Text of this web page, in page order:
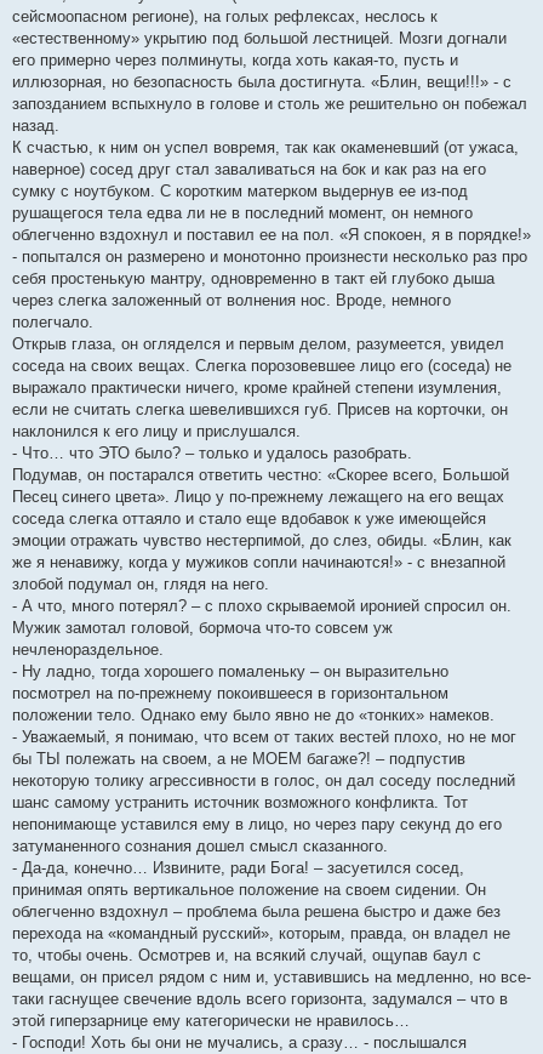
сейсмоопасном регионе), на голых рефлексах, неслось к
«естественному» укрытию под большой лестницей. Мозги догнали
его примерно через полминуты, когда хоть какая-то, пусть и
иллюзорная, но безопасность была достигнута. «Блин, вещи!!!» - с
запозданием вспыхнуло в голове и столь же решительно он побежал
назад.
К счастью, к ним он успел вовремя, так как окаменевший (от ужаса,
наверное) сосед друг стал заваливаться на бок и как раз на его
сумку с ноутбуком. С коротким матерком выдернув ее из-под
рушащегося тела едва ли не в последний момент, он немного
облегченно вздохнул и поставил ее на пол. «Я спокоен, я в порядке!»
- попытался он размерено и монотонно произнести несколько раз про
себя простенькую мантру, одновременно в такт ей глубоко дыша
через слегка заложенный от волнения нос. Вроде, немного
полегчало.
Открыв глаза, он огляделся и первым делом, разумеется, увидел
соседа на своих вещах. Слегка порозовевшее лицо его (соседа) не
выражало практически ничего, кроме крайней степени изумления,
если не считать слегка шевелившихся губ. Присев на корточки, он
наклонился к его лицу и прислушался.
- Что… что ЭТО было? – только и удалось разобрать.
Подумав, он постарался ответить честно: «Скорее всего, Большой
Песец синего цвета». Лицо у по-прежнему лежащего на его вещах
соседа слегка оттаяло и стало еще вдобавок к уже имеющейся
эмоции отражать чувство нестерпимой, до слез, обиды. «Блин, как
же я ненавижу, когда у мужиков сопли начинаются!» - с внезапной
злобой подумал он, глядя на него.
- А что, много потерял? – с плохо скрываемой иронией спросил он.
Мужик замотал головой, бормоча что-то совсем уж
нечленораздельное.
- Ну ладно, тогда хорошего помаленьку – он выразительно
посмотрел на по-прежнему покоившееся в горизонтальном
положении тело. Однако ему было явно не до «тонких» намеков.
- Уважаемый, я понимаю, что всем от таких вестей плохо, но не мог
бы ТЫ полежать на своем, а не МОЕМ багаже?! – подпустив
некоторую толику агрессивности в голос, он дал соседу последний
шанс самому устранить источник возможного конфликта. Тот
непонимающе уставился ему в лицо, но через пару секунд до его
затуманенного сознания дошел смысл сказанного.
- Да-да, конечно… Извините, ради Бога! – засуетился сосед,
принимая опять вертикальное положение на своем сидении. Он
облегченно вздохнул – проблема была решена быстро и даже без
перехода на «командный русский», которым, правда, он владел не
то, чтобы очень. Осмотрев и, на всякий случай, ощупав баул с
вещами, он присел рядом с ним и, уставившись на медленно, но все-
таки гаснущее свечение вдоль всего горизонта, задумался – что в
этой гиперзарнице ему категорически не нравилось…
- Господи! Хоть бы они не мучались, а сразу… - послышался